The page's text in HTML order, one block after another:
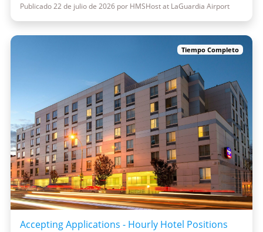
Publicado 22 de julio de 2026 por HMSHost at LaGuardia Airport
Tiempo Completo
Accepting Applications - Hourly Hotel Positions